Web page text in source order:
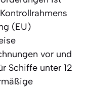
(EU)
vor und
Schiffe unter 12